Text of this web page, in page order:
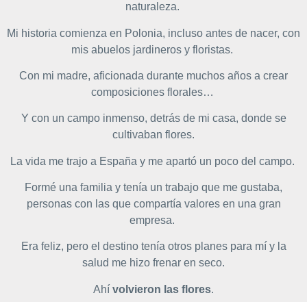
naturaleza.
Mi historia comienza en Polonia, incluso antes de nacer, con
mis abuelos jardineros y floristas.
Con mi madre, aficionada durante muchos años a crear
composiciones florales…
Y con un campo inmenso, detrás de mi casa, donde se
cultivaban flores.
La vida me trajo a España y me apartó un poco del campo.
Formé una familia y tenía un trabajo que me gustaba,
personas con las que compartía valores en una gran
empresa.
Era feliz, pero el destino tenía otros planes para mí y la
salud me hizo frenar en seco.
Ahí volvieron las flores.